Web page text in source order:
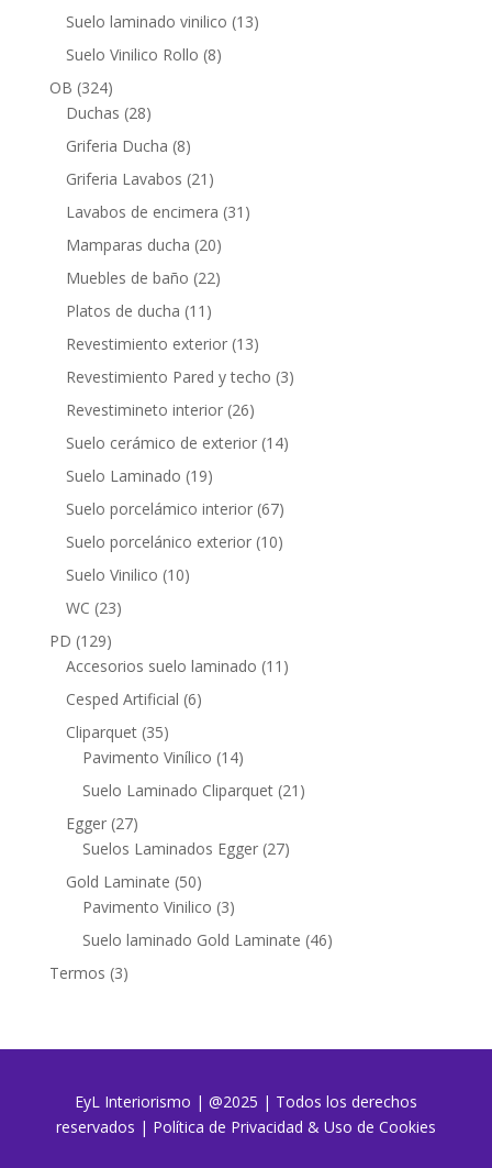
productos
Suelo laminado vinilico 1313
Suelo Vinilico Rollo 88
OB 324324
productos
Duchas 2828
productos
Griferia Ducha 88
productos
Griferia Lavabos 21 21
productos
Lavabos de encimera 31 31
Mamparas ducha 2020
productos
Muebles de baño 2222
Platos de ducha 11 11
productos
Revestimiento exterior 1313
productos
Revestimiento Pared y techo 33
Revestimineto interior 2626
productos
Suelo cerámico de exterior 1414
Suelo Laminado 1919
productos
Suelo porcelámico interior 6767
productos
Suelo porcelánico exterior 1010
Suelo Vinilico 1010
WC 2323
PD 129129
productos
Accesorios suelo laminado 11 11
Cesped Artificial 66
Cliparquet 3535
productos
Pavimento Vinílico 1414
productos
Suelo Laminado Cliparquet 21 21
Egger 2727
productos
Suelos Laminados Egger 2727
Gold Laminate 5050
productos
Pavimento Vinilico 33
productos
Suelo laminado Gold Laminate 4646
Termos 33
EyL Interiorismo | @2025 | Todos los derechos
reservados | Política de Privacidad & Uso de Cookies